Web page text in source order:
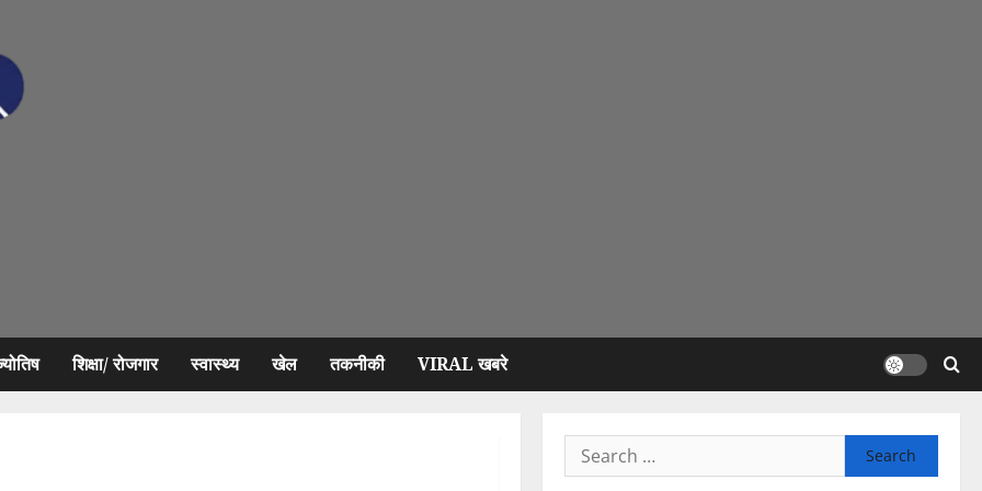
शिक्षा/ रोजगार स्वास्थ्य खेल तकनीकी VIRAL खबरे
Search
for: